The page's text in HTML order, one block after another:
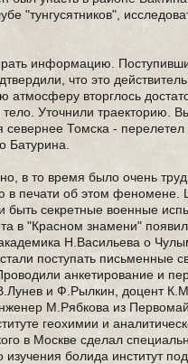
"тунгусятников",
информацию.
что это
атмосферу вторглось
тело. Уточнили траекторию.
севернее Томска -
Батурина.
в то время было очень
печати об этом феномене.
быть секретные военные
в "Красном знамени"
Н.Васильева о
поступать письменные
анкетирование и
и Ф.Рылкин, доцент
М.Рябкова из
геохимии и
в Москве сделал
изучения болида институт